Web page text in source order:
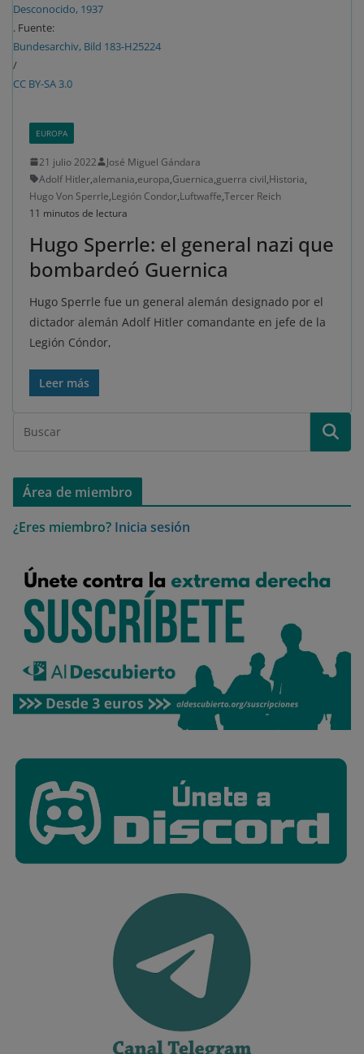
Desconocido, 1937
. Fuente:
Bundesarchiv, Bild 183-H25224
/
CC BY-SA 3.0
EUROPA
21 julio 2022
José Miguel Gándara
Adolf Hitler,alemania,europa,Guernica,guerra civil,Historia,
Hugo Von Sperrle,Legión Condor,Luftwaffe,Tercer Reich
11 minutos de lectura
Hugo Sperrle: el general nazi que
bombardeó Guernica
Hugo Sperrle fue un general alemán designado por el
dictador alemán Adolf Hitler comandante en jefe de la
Legión Cóndor,
Leer más
Área de miembro
¿Eres miembro? Inicia sesión